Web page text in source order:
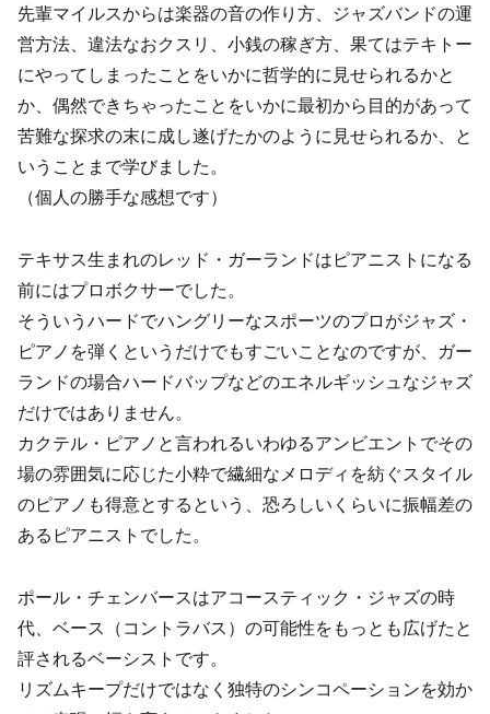
先輩マイルスからは楽器の音の作り方、ジャズバンドの運
営方法、違法なおクスリ、小銭の稼ぎ方、果てはテキトー
にやってしまったことをいかに哲学的に見せられるかと
か、偶然できちゃったことをいかに最初から目的があって
苦難な探求の末に成し遂げたかのように見せられるか、と
いうことまで学びました。
（個人の勝手な感想です）
テキサス生まれのレッド・ガーランドはピアニストになる
前にはプロボクサーでした。
そういうハードでハングリーなスポーツのプロがジャズ・
ピアノを弾くというだけでもすごいことなのですが、ガー
ランドの場合ハードバップなどのエネルギッシュなジャズ
だけではありません。
カクテル・ピアノと言われるいわゆるアンビエントでその
場の雰囲気に応じた小粋で繊細なメロディを紡ぐスタイル
のピアノも得意とするという、恐ろしいくらいに振幅差の
あるピアニストでした。
ポール・チェンバースはアコースティック・ジャズの時
代、ベース（コントラバス）の可能性をもっとも広げたと
評されるベーシストです。
リズムキープだけではなく独特のシンコペーションを効か